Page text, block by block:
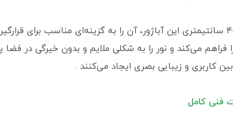
ارتفاع ۴۵ سانتیمتری این آباژور، آن را به گزینه‌ای مناسب
فراهم می‌کند و نور را به شکلی ملایم و بدون خیرگی در فضا
بین کاربری و زیبایی بصری ایجاد می‌کنند .
فنی کامل